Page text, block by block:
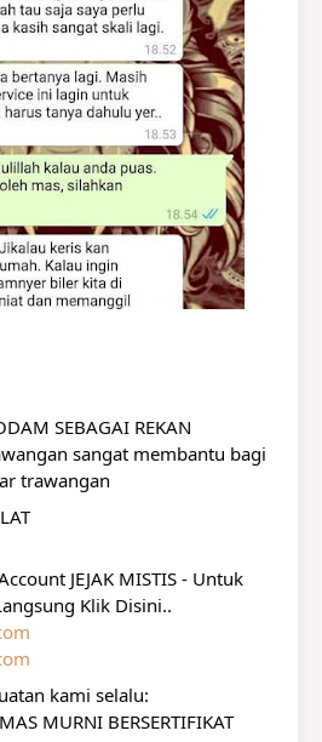
SEBAGAI REKAN
sangat membantu bagi
trawangan
JEJAK MISTIS - Untuk
Klik Disini..
kami selalu:
MURNI BERSERTIFIKAT